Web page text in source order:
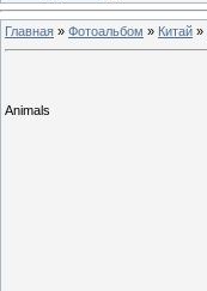
Главная » Фотоальбом » Китай »
Animals